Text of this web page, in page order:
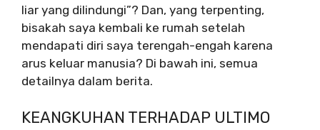
liar yang dilindungi”? Dan, yang terpenting,
bisakah saya kembali ke rumah setelah
mendapati diri saya terengah-engah karena
arus keluar manusia? Di bawah ini, semua
detailnya dalam berita.
KEANGKUHAN TERHADAP ULTIMO